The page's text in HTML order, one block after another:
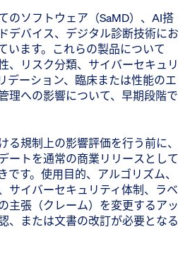
のソフトウェア（SaMD）、AI搭
デバイス、デジタル診断技術にお
います。これらの製品について
、リスク分類、サイバーセキュリ
デーション、臨床または性能のエ
理への影響について、早期段階で
る規制上の影響評価を行う前に、
ートを通常の商業リリースとして
す。使用目的、アルゴリズム、
サイバーセキュリティ体制、ラベ
主張（クレーム）を変更するアッ
、または文書の改訂が必要となる